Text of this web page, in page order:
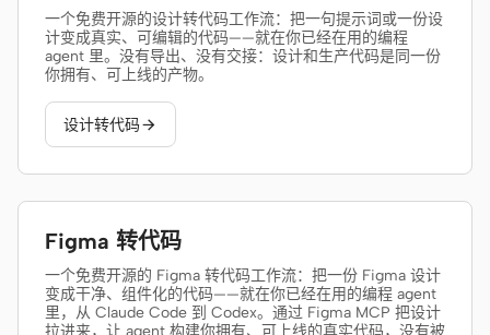
Qoder CLI
使用场景
幻灯片 图片
视频
角色
独立开发者 设计师
一个免费开源的设计转代码工作流：把一句提示词或一份设
计变成真实、可编辑的代码——就在你已经在用的编程
agent 里。没有导出、没有交接：设计和生产代码是同一份
你拥有、可上线的产物。
设计转代码
Figma 转代码
一个免费开源的 Figma 转代码工作流：把一份 Figma 设计
变成干净、组件化的代码——就在你已经在用的编程 agent
里，从 Claude Code 到 Codex。通过 Figma MCP 把设计
拉进来，让 agent 构建你拥有、可上线的真实代码，没有被